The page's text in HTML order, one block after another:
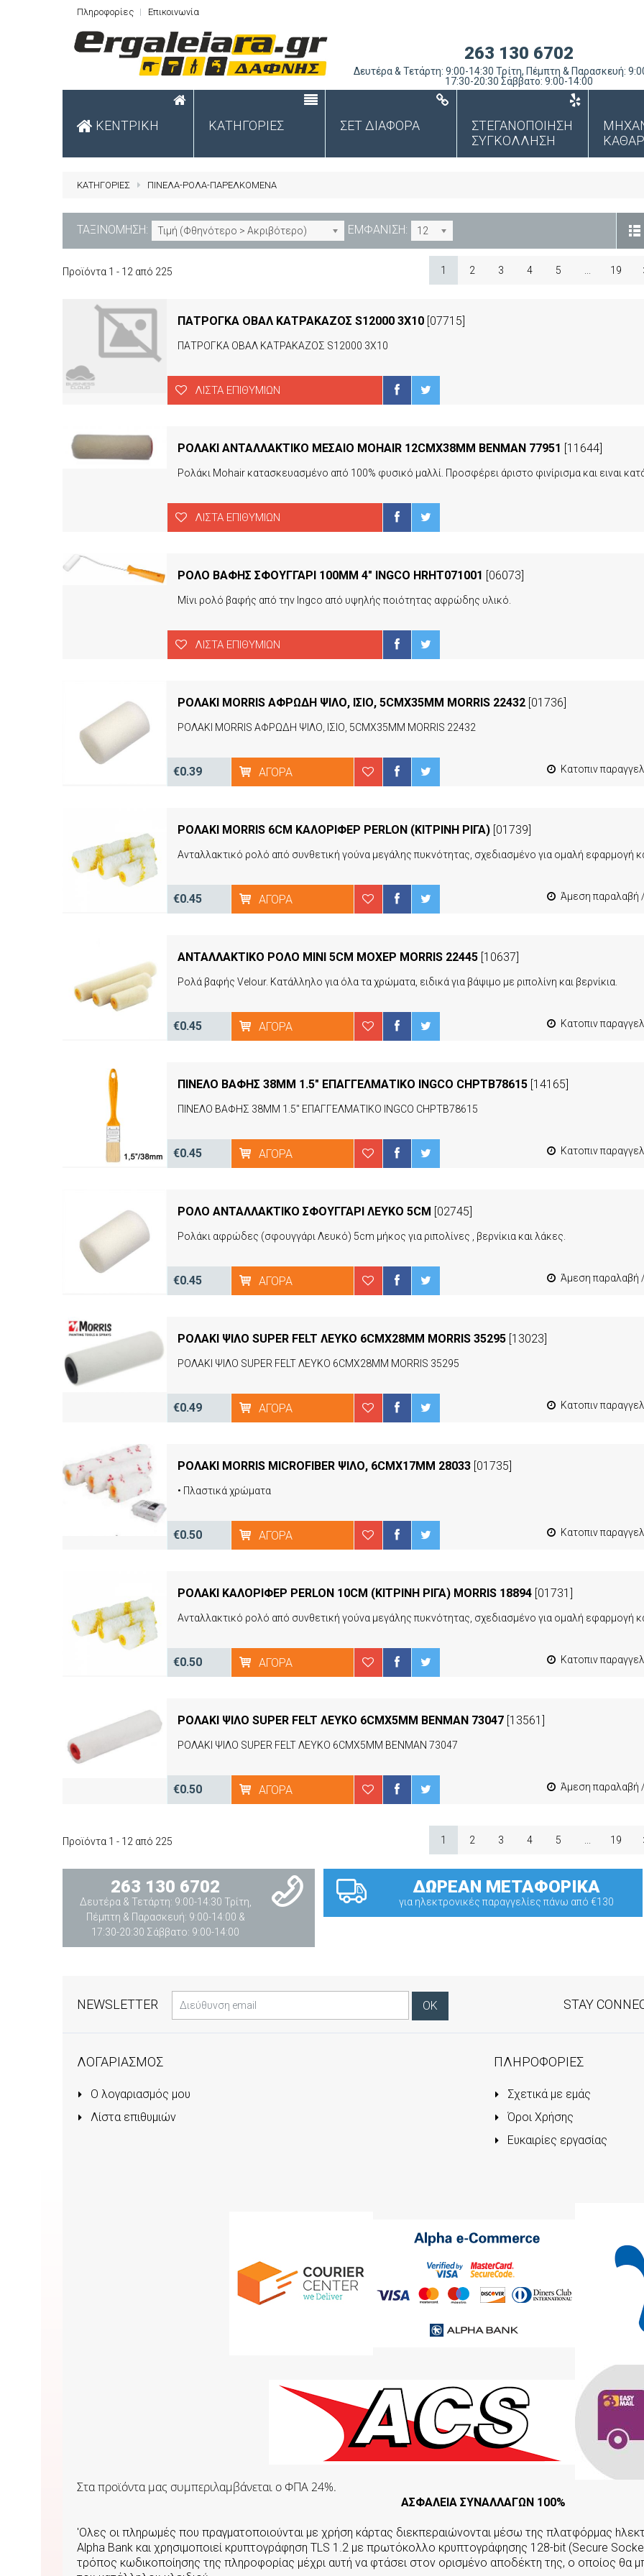
Πληροφορίες Επικοινωνία
263 130 6702
Δευτέρα & Τετάρτη: 9:00-14:30 Τρίτη, Πέμπτη & Παρασκευή:
17:30-20:30 Σάββατο: 9:00-14:00
ΚΕΝΤΡΙΚΗ ΚΑΤΗΓΟΡΙΕΣ ΣΕΤ ΔΙΑΦΟΡΑ
ΣΤΕΓΑΝΟΠΟΙΗΣΗ
ΣΥΓΚΟΛΛΗΣΗ
ΚΑΤΗΓΟΡΙΕΣ ΠΙΝΕΛΑ-ΡΟΛΑ-ΠΑΡΕΛΚΟΜΕΝΑ
ΤΑΞΙΝΟΜΗΣΗ: Τιμή (Φθηνότερο > Ακριβότερο) ΕΜΦΑΝΙΣΗ: 12
Προϊόντα 1 - 12 από 225 1 2 3 4 5 19
ΠΑΤΡΟΓΚΑ ΟΒΑΛ ΚΑΤΡΑΚΑΖΟΣ S12000 3X10[07715]
ΠΑΤΡΟΓΚΑ ΟΒΑΛ ΚΑΤΡΑΚΑΖΟΣ S12000 3X10
ΛΊΣΤΑ ΕΠΙΘΥΜΙΏΝ
ΡΟΛΑΚΙ ΑΝΤΑΛΛΑΚΤΙΚΟ ΜΕΣΑΙΟ MOHAIR 12CMX38MM BENMAN 77951 [11644]
ΛΊΣΤΑ ΕΠΙΘΥΜΙΏΝ
ΡΟΛΟ ΒΑΦΗΣ ΣΦΟΥΓΓΑΡΙ 100MM 4" INGCO HRHT071001 [06073]
Μίνι ρολό βαφής από την Ingco από υψηλής ποιότητας αφρώδης υλικό.
ΛΊΣΤΑ ΕΠΙΘΥΜΙΏΝ
ΡΟΛΑΚΙ MORRIS ΑΦΡΩΔΗ ΨΙΛΟ, ΙΣΙΟ, 5CMX35MM MORRIS 22432[01736]
ΡΟΛΑΚΙ MORRIS ΑΦΡΩΔΗ ΨΙΛΟ, ΙΣΙΟ, 5CMX35MM MORRIS 22432
€0.39 ΑΓΟΡΆ Κατοπιν παραγγελιας από 4 έως 10
ΡΟΛΑΚΙ MORRIS 6CM ΚΑΛΟΡΙΦΕΡ PERLON (ΚΙΤΡΙΝΗ ΡΙΓΑ)[01739]
€0.45 ΑΓΟΡΆ Άμεση παραλαβή / Παράδοση 1-3
ΑΝΤΑΛΛΑΚΤΙΚΟ ΡΟΛΟ ΜΙΝΙ 5CM ΜΟΧΕΡ MORRIS 22445[10637]
Ρολά βαφής Velour. Κατάλληλο για όλα τα χρώματα, ειδικά για βάψιμο με ριπολίνη και βερνίκια.
€0.45 ΑΓΟΡΆ Κατοπιν παραγγελιας από 4 έως 10
ΠΙΝΕΛΟ ΒΑΦΗΣ 38MM 1.5" ΕΠΑΓΓΕΛΜΑΤΙΚΟ INGCO CHPTB78615[14165]
ΠΙΝΕΛΟ ΒΑΦΗΣ 38MM 1.5" ΕΠΑΓΓΕΛΜΑΤΙΚΟ INGCO CHPTB78615
€0.45 ΑΓΟΡΆ Κατοπιν παραγγελιας από 4 έως 10
ΡΟΛΟ ΑΝΤΑΛΛΑΚΤΙΚΟ ΣΦΟΥΓΓΑΡΙ ΛΕΥΚΟ 5CM [02745]
Ρολάκι αφρώδες (σφουγγάρι Λευκό) 5cm μήκος για ριπολίνες , βερνίκια και λάκες.
€0.45 ΑΓΟΡΆ Άμεση παραλαβή / Παράδοση 1-3
ΡΟΛΑΚΙ ΨΙΛΟ SUPER FELT ΛΕΥΚΟ 6CMX28MM MORRIS 35295[13023]
ΡΟΛΑΚΙ ΨΙΛΟ SUPER FELT ΛΕΥΚΟ 6CMX28MM MORRIS 35295
€0.49 ΑΓΟΡΆ Κατοπιν παραγγελιας από 4 έως 10
ΡΟΛΑΚΙ MORRIS MICROFIBER ΨΙΛΟ, 6CMX17MM 28033[01735]
• Πλαστικά χρώματα
€0.50 ΑΓΟΡΆ Κατοπιν παραγγελιας από 4 έως 10
ΡΟΛΑΚΙ ΚΑΛΟΡΙΦΕΡ PERLON 10CM (ΚΙΤΡΙΝΗ ΡΙΓΑ) MORRIS 18894[01731]
€0.50 ΑΓΟΡΆ Κατοπιν παραγγελιας από 4 έως 10
ΡΟΛΑΚΙ ΨΙΛΟ SUPER FELT ΛΕΥΚΟ 6CMX5MM BENMAN 73047[13561]
ΡΟΛΑΚΙ ΨΙΛΟ SUPER FELT ΛΕΥΚΟ 6CMX5MM BENMAN 73047
€0.50 ΑΓΟΡΆ Άμεση παραλαβή / Παράδοση 1-3
Προϊόντα 1 - 12 από 225 1 2 3 4 5 19
263 130 6702
Δευτέρα & Τετάρτη: 9:00-14:30 Τρίτη,
Πέμπτη & Παρασκευή: 9:00-14:00 &
17:30-20:30 Σάββατο: 9:00-14:00
ΔΩΡΕΑΝ ΜΕΤΑΦΟΡΙΚΑ
για ηλεκτρονικές παραγγελίες πάνω από €130
NEWSLETTER STAY
ΛΟΓΑΡΙΑΣΜΟΣ
Ο λογαριασμός μου
Λίστα επιθυμιών
ΠΛΗΡΟΦΟΡΙΕΣ
Σχετικά με εμάς
Όροι Χρήσης
Ευκαιρίες εργασίας
Στα προϊόντα μας συμπεριλαμβάνεται o ΦΠΑ 24%.
ΑΣΦΑΛΕΙΑ ΣΥΝΑΛΛΑΓΩΝ 100%
'Ολες οι πληρωμές που πραγματοποιούνται με χρήση κάρτας διεκπεραιώνονται μέσω της πλατφόρμας
Αlpha Bank και χρησιμοποιεί κρυπτογράφηση TLS 1.2 με πρωτόκολλο κρυπτογράφησης 128-bit (Secure
τρόπος κωδικοποίησης της πληροφορίας μέχρι αυτή να φτάσει στον ορισμένο αποδέκτη της, ο οποίος θα